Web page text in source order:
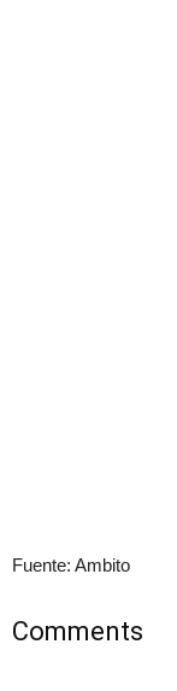
Fuente: Ambito
Comments